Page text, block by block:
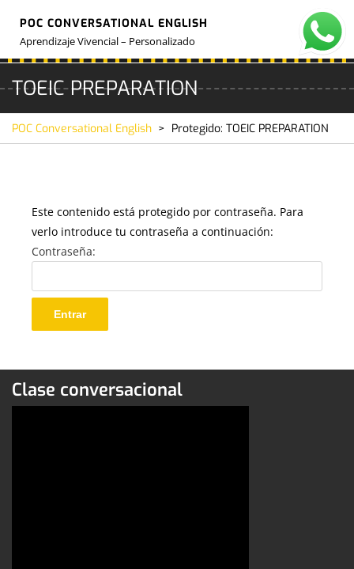
POC CONVERSATIONAL ENGLISH
Aprendizaje Vivencial – Personalizado
TOEIC PREPARATION
POC Conversational English > Protegido: TOEIC PREPARATION
Este contenido está protegido por contraseña. Para
verlo introduce tu contraseña a continuación:
Contraseña:
Clase conversacional